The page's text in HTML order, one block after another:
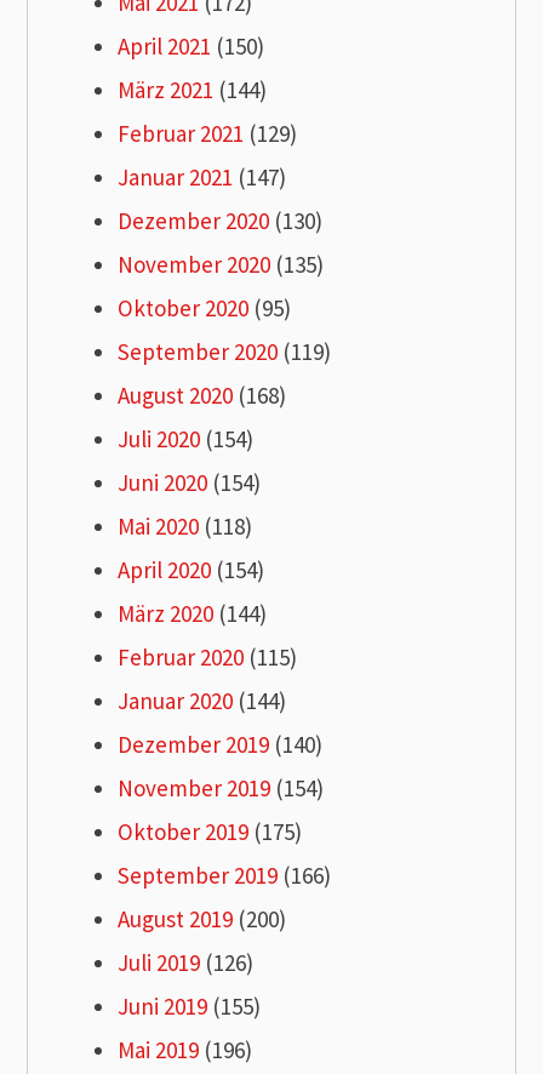
April 2021 (150)
März 2021 (144)
Februar 2021 (129)
Januar 2021 (147)
Dezember 2020 (130)
November 2020 (135)
Oktober 2020 (95)
September 2020 (119)
August 2020 (168)
Juli 2020 (154)
Juni 2020 (154)
Mai 2020 (118)
April 2020 (154)
März 2020 (144)
Februar 2020 (115)
Januar 2020 (144)
Dezember 2019 (140)
November 2019 (154)
Oktober 2019 (175)
September 2019 (166)
August 2019 (200)
Juli 2019 (126)
Juni 2019 (155)
Mai 2019 (196)